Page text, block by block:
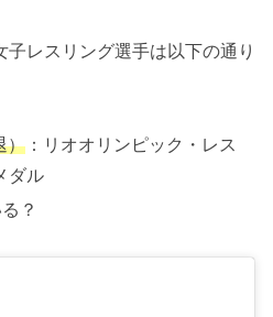
レスリング選手は以下の通り
） ：リオオリンピック・レス
ダル
？